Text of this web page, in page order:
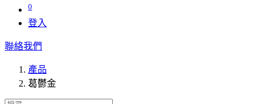
0
登入
聯絡我們
產品
葛鬱金